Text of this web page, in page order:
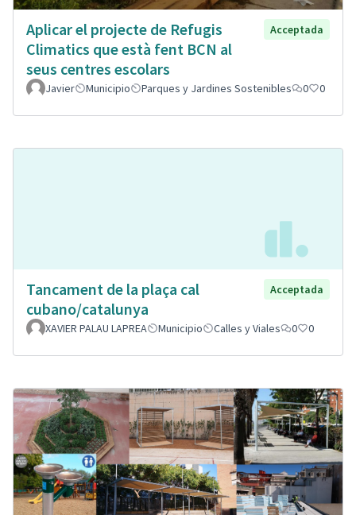
Aplicar el projecte de Refugis
Climatics que està fent BCN al
seus centres escolars
Acceptada
Javier Municipio Parques y Jardines Sostenibles 0 0
Tancament de la plaça cal
cubano/catalunya
Acceptada
XAVIER PALAU LAPREA Municipio Calles y Viales 0 0